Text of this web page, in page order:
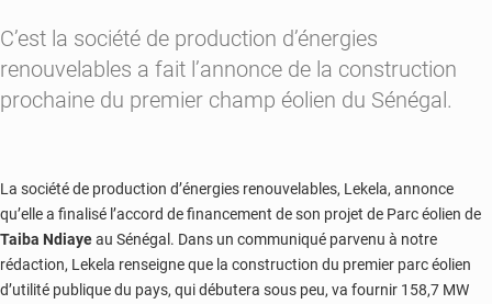
C’est la société de production d’énergies
renouvelables a fait l’annonce de la construction
prochaine du premier champ éolien du Sénégal.
La société de production d’énergies renouvelables, Lekela, annonce
qu’elle a finalisé l’accord de financement de son projet de Parc éolien de
Taiba Ndiayeau Sénégal. Dans un communiqué parvenu à notre
rédaction, Lekela renseigne que la construction du premier parc éolien
d’utilité publique du pays, qui débutera sous peu, va fournir 158,7 MW